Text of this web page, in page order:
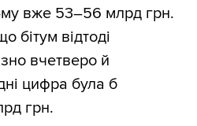
вже 53–56 млрд грн.
бітум відтоді
вчетверо й
цифра була б
грн.